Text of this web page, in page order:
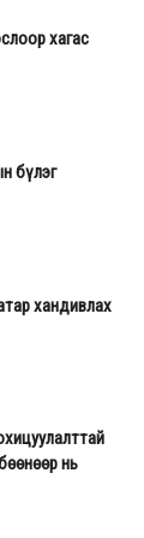
хагас
бүлэг
хандивлах
нь